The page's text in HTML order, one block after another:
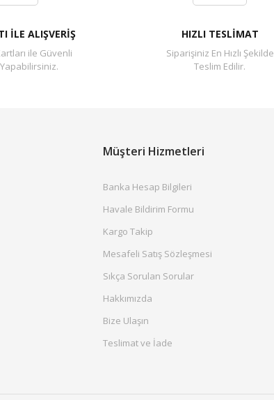
İLE ALIŞVERİŞ
ile Güvenli
HIZLI TESLİMAT
Siparişiniz En Hızlı Şekilde
Teslim Edilir.
Müşteri Hizmetleri
Banka Hesap Bilgileri
Havale Bildirim Formu
Kargo Takip
Mesafeli Satış Sözleşmesi
Sıkça Sorulan Sorular
Hakkımızda
Bize Ulaşın
Teslimat ve İade